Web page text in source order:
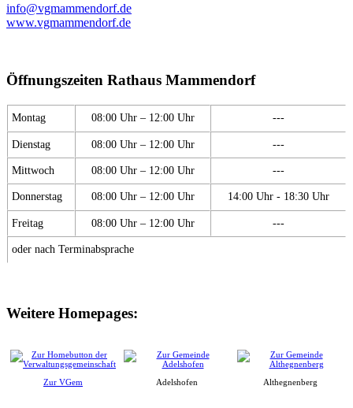
info@vgmammendorf.de
www.vgmammendorf.de
Öffnungszeiten Rathaus Mammendorf
Montag 08:00 Uhr – 12:00 Uhr ---
Dienstag 08:00 Uhr – 12:00 Uhr ---
Mittwoch 08:00 Uhr – 12:00 Uhr ---
Donnerstag 08:00 Uhr – 12:00 Uhr 14:00 Uhr - 18:30 Uhr
Freitag 08:00 Uhr – 12:00 Uhr ---
oder nach Terminabsprache
Weitere Homepages:
Zur VGem Adelshofen Althegnenberg